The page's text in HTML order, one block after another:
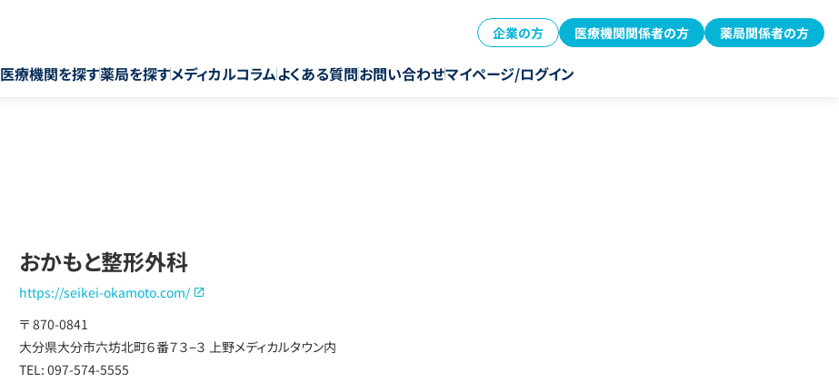
企業の方 医療機関関係者の方 薬局関係者の方
医療機関を探す薬局を探すメディカルコラムよくある質問お問い合わせマイページ/ログイン
おかもと整形外科
https://seikei-okamoto.com/
〒 870-0841
大分県大分市六坊北町６番７３−３ 上野メディカルタウン内
TEL: 097-574-5555